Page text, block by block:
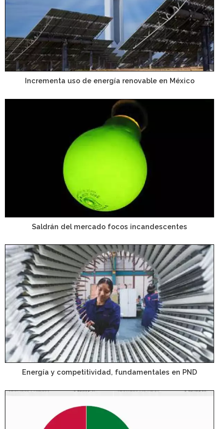
Incrementa uso de energía renovable en México
Saldrán del mercado focos incandescentes
Energía y competitividad, fundamentales en PND